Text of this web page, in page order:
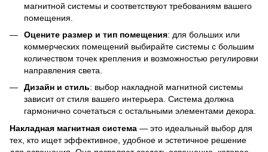
магнитной системы и соответствуют требованиям вашего
помещения.
Оцените размер и тип помещения: для больших или
коммерческих помещений выбирайте системы с большим
количеством точек крепления и возможностью регулировки
направления света.
Дизайн и стиль: выбор накладной магнитной системы
зависит от стиля вашего интерьера. Система должна
гармонично сочетаться с остальными элементами декора.
Накладная магнитная система — это идеальный выбор для
тех, кто ищет эффективное, удобное и эстетичное решение